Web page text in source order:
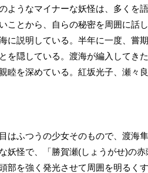
ようなマイナーな妖怪は、多くを
ことから、自らの秘密を周囲に話
に説明している。半年に一度、嘗
を隠している。渡海が編入してき
睦を深めている。紅坂光子、瀬々
はふつうの少女そのもので、渡海
妖怪で、「勝賀瀬(しょうがせ)の
部を強く発光させて周囲を明るく